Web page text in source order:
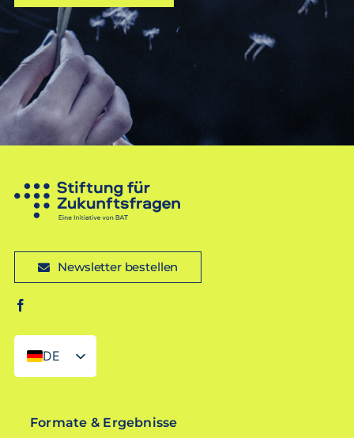
Newsletter bestellen
DE
EN
Formate & Ergebnisse